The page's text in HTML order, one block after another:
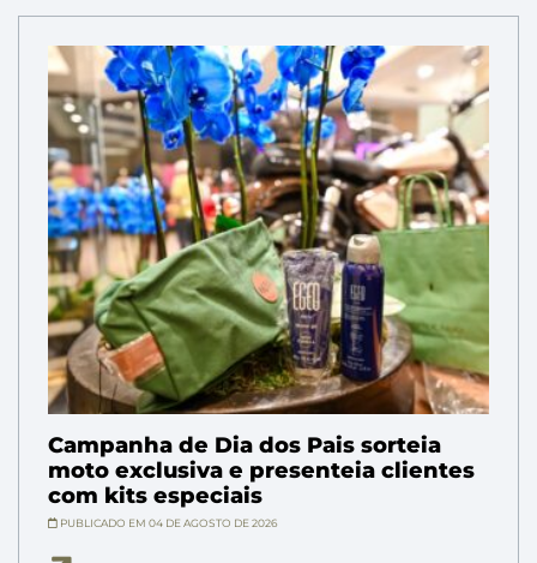
Campanha de Dia dos Pais sorteia
moto exclusiva e presenteia clientes
com kits especiais
PUBLICADO EM 04 DE AGOSTO DE 2026